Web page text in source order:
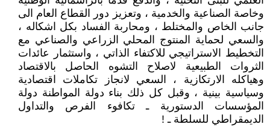
وخاصة الصناعية والخدمية ، وتعزيز دور القطاع العام الى
جانب الخاص والمختلط ، ومحاربة الفساد بكل اشكاله ،
والسعي لحماية المنتوج المحلي الزراعي والصناعي مع
التخطيط الاستراتيجي للاكتفاء الذاتي ، واستثمار عائدات
الثروات الطبيعية لاصلاح التشوه الحاصل بالاقتصاد
وهياكله الارتكازية ، السعي لانجاز تكاملات اقتصادية
وسياسية بينية ، وقبل كل ذلك بناء دولة المواطنة دولة
المؤسسات الدستورية ـ تكافوء الفرص والتداول
الديمقراطي للسلطة ـ !